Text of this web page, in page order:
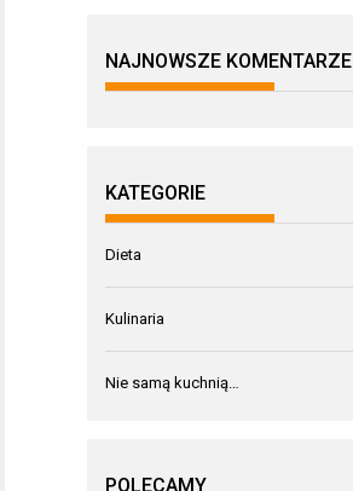
NAJNOWSZE KOMENTARZE
KATEGORIE
Dieta
Kulinaria
Nie samą kuchnią…
POLECAMY